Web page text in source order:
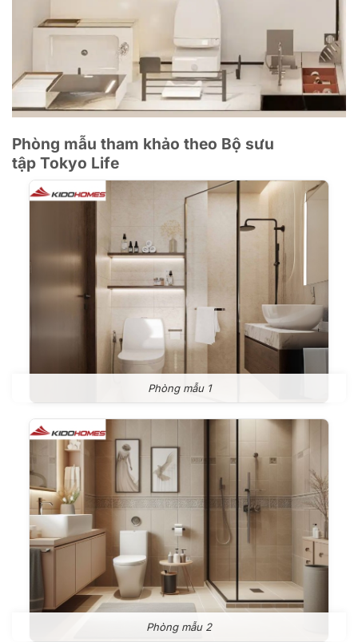
Phòng mẫu tham khảo theo Bộ sưu
tập Tokyo Life
Phòng mẫu 1
Phòng mẫu 2